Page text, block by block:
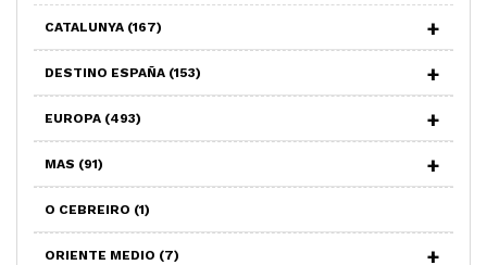
CATALUNYA (167)
DESTINO ESPAÑA (153)
EUROPA (493)
MAS (91)
O CEBREIRO (1)
ORIENTE MEDIO (7)